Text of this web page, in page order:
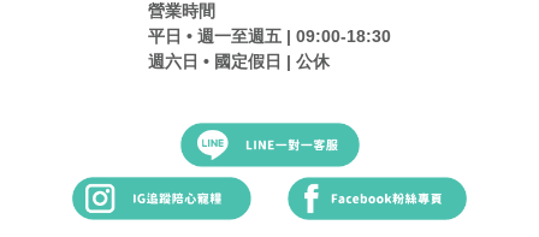
營業時間
平日 • 週一至週五 | 09:00-18:30
週六日 • 國定假日 | 公休